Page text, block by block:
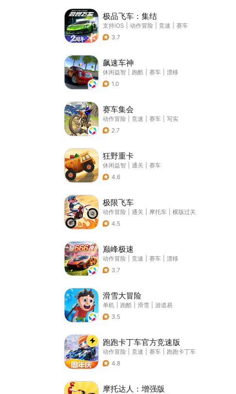
极品飞车：集结
支持iOS 动作冒险 竞速
赛车
3.7
飙速车神
休闲益智 跑酷 赛车
漂移
1.0
赛车集会
动作冒险 竞速 赛车
写实
2.7
狂野重卡
休闲益智 通关
赛车
4.6
极限飞车
动作冒险 通关 摩托车
横版过关
4.5
巅峰极速
动作冒险 竞速 赛车
漂移
3.7
滑雪大冒险
单机 跑酷 滑雪
游道易
3.5
跑跑卡丁车官方竞速版
动作冒险 竞速 赛车
跑跑卡丁车
4.8
摩托达人：增强版